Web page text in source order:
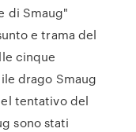
di Smaug"
e trama del
cinque
drago Smaug
tentativo del
sono stati